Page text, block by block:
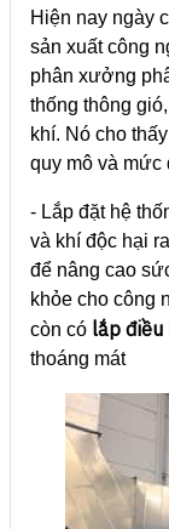
Hiện nay ngày
sản xuất công
phân xưởng
thống thông
khí. Nó cho
quy mô và mức
- Lắp đặt hệ
và khí độc hại
để nâng cao
khỏe cho công
còn có lắp điều
thoáng mát